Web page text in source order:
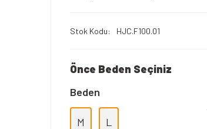
Stok Kodu HJC.F100.01
Önce Beden Seçiniz
Beden
M L